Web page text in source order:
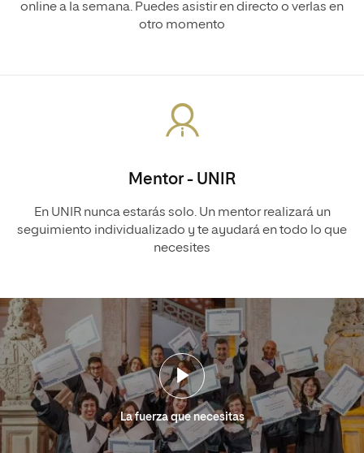
online a la semana. Puedes asistir en directo o verlas en
otro momento
Mentor - UNIR
En UNIR nunca estarás solo. Un mentor realizará un
seguimiento individualizado y te ayudará en todo lo que
necesites
La fuerza que necesitas